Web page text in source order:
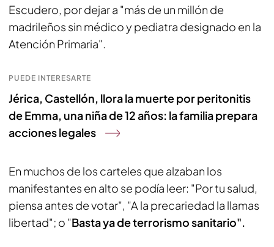
Escudero, por dejar a "más de un millón de
madrileños sin médico y pediatra designado en la
Atención Primaria".
PUEDE INTERESARTE
Jérica, Castellón, llora la muerte por peritonitis
de Emma, una niña de 12 años: la familia prepara
acciones legales
En muchos de los carteles que alzaban los
manifestantes en alto se podía leer: "Por tu salud,
piensa antes de votar", "A la precariedad la llamas
libertad"; o "Basta ya de terrorismo sanitario".